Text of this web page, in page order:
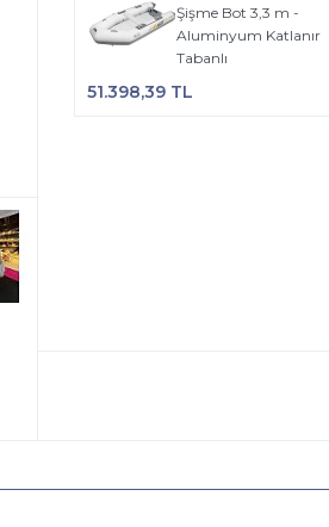
Şişme Bot 3,3 m -
Aluminyum Katlanır
Tabanlı
51.398,39 TL